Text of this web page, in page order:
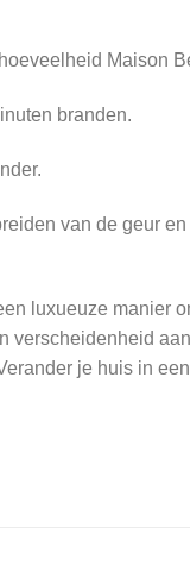
Maison
branden.
van de geur
luxueuze manier
verscheidenheid
je huis in